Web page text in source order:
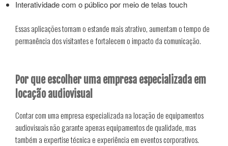
Interatividade com o público por meio de telas touch
Essas aplicações tornam o estande mais atrativo, aumentam o tempo de
permanência dos visitantes e fortalecem o impacto da comunicação.
Por que escolher uma empresa especializada em
locação audiovisual
Contar com uma empresa especializada na locação de equipamentos
audiovisuais não garante apenas equipamentos de qualidade, mas
também a expertise técnica e experiência em eventos corporativos.